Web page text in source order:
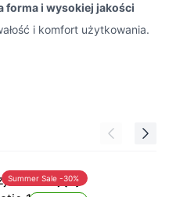
forma i wysokiej jakości
i komfort użytkowania.
Summer Sale -30%